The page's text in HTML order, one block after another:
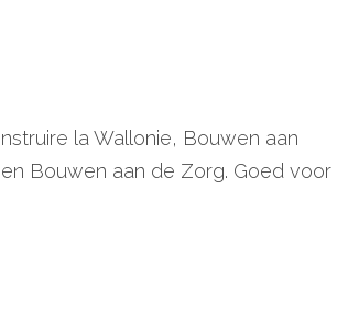
la Wallonie, Bouwen aan
Bouwen aan de Zorg. Goed voor